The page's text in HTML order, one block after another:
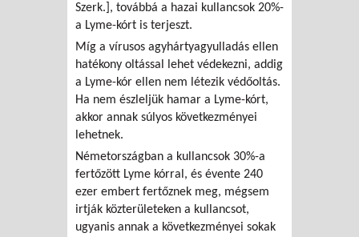
Szerk.], továbbá a hazai kullancsok 20%-
a Lyme-kórt is terjeszt.
Míg a vírusos agyhártyagyulladás ellen
hatékony oltással lehet védekezni, addig
a Lyme-kór ellen nem létezik védőoltás.
Ha nem észleljük hamar a Lyme-kórt,
akkor annak súlyos következményei
lehetnek.
Németországban a kullancsok 30%-a
fertőzött Lyme kórral, és évente 240
ezer embert fertőznek meg, mégsem
irtják közterületeken a kullancsot,
ugyanis annak a következményei sokak